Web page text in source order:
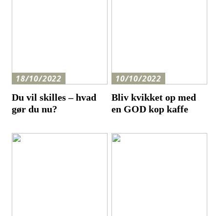
18/10/2022
Du vil skilles – hvad
gør du nu?
10/10/2022
Bliv kvikket op med
en GOD kop kaffe